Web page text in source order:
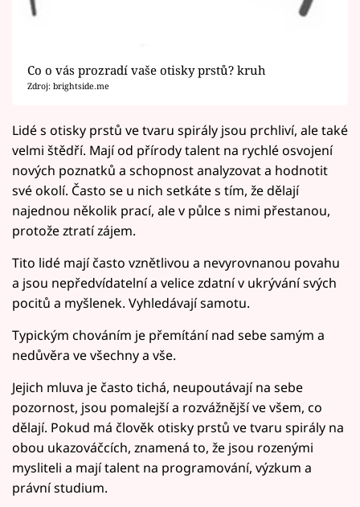
Co o vás prozradí vaše otisky prstů? kruh
Zdroj: brightside.me
Lidé s otisky prstů ve tvaru spirály jsou prchliví, ale také
velmi štědří. Mají od přírody talent na rychlé osvojení
nových poznatků a schopnost analyzovat a hodnotit
své okolí. Často se u nich setkáte s tím, že dělají
najednou několik prací, ale v půlce s nimi přestanou,
protože ztratí zájem.
Tito lidé mají často vznětlivou a nevyrovnanou povahu
a jsou nepředvídatelní a velice zdatní v ukrývání svých
pocitů a myšlenek. Vyhledávají samotu.
Typickým chováním je přemítání nad sebe samým a
nedůvěra ve všechny a vše.
Jejich mluva je často tichá, neupoutávají na sebe
pozornost, jsou pomalejší a rozvážnější ve všem, co
dělají. Pokud má člověk otisky prstů ve tvaru spirály na
obou ukazováčcích, znamená to, že jsou rozenými
mysliteli a mají talent na programování, výzkum a
právní studium.